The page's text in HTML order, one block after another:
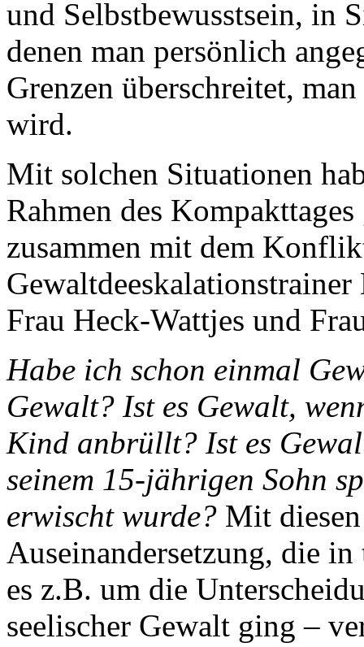
und Selbstbewusstsein, in
denen man persönlich
Grenzen überschreitet,
wird.
Mit solchen Situationen
Rahmen des
zusammen mit dem
Frau Heck-Wattjes und
Habe ich schon einmal
Gewalt? Ist es Gewalt,
Kind anbrüllt? Ist es
seinem 15-jährigen Sohn
erwischt wurde? Mit
Auseinandersetzung, die
es z.B. um die
seelischer Gewalt ging –